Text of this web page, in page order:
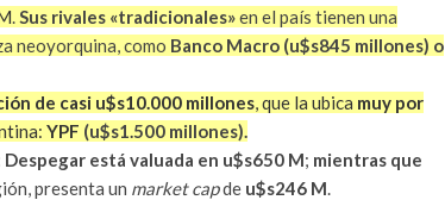
.Sus rivales «tradicionales»en el país tienen una
neoyorquina, como Banco Macro (u$s845 millones) o
de casi u$s10.000 millones, que la ubica muy por
YPF (u$s1.500 millones).
Despegar está valuada en u$s650 M; mientras que
presenta un market capde u$s246 M.